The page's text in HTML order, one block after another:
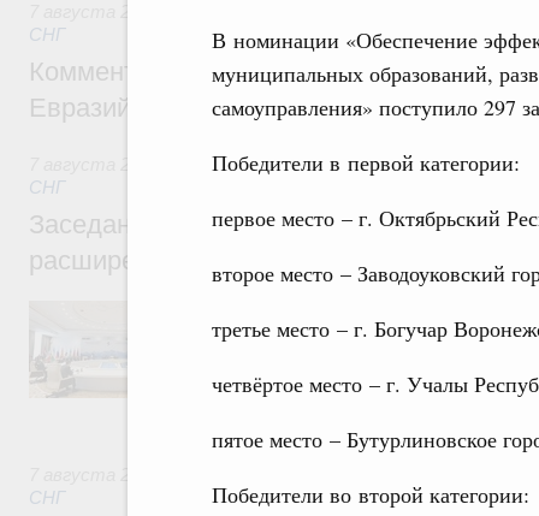
В номинации «Обеспечение
муниципальных образований,
самоуправления» поступило 297
Победители в первой категории:
первое место – г. Октябрьский
второе место – Заводоуковский
третье место – г. Богучар
четвёртое место – г. Учалы
пятое место – Бутурлиновское
Победители во второй категории:
СНГ
Комментарий Алексея Оверчука по
Евразийского межправительственного
Евразийский экономический союз.
СНГ
Заседание Евразийского
расширенном составе
числе совершенствование кооперации в
железнодорожных перевозок,
СНГ